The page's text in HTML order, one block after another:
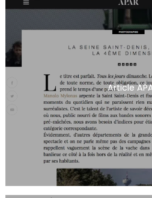
Article